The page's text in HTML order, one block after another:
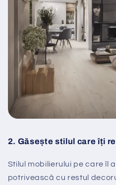
2. Găsește stilul care îți
Stilul mobilierului pe care îl
potrivească cu restul